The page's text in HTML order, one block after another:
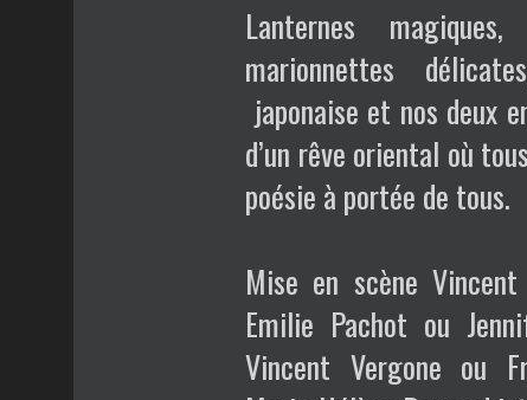
Lanternes
marionnettes
japonaise et nos deux
d’un rêve oriental où
poésie à portée de tous.
Mise en scène
Emilie Pachot ou
Vincent Vergone ou